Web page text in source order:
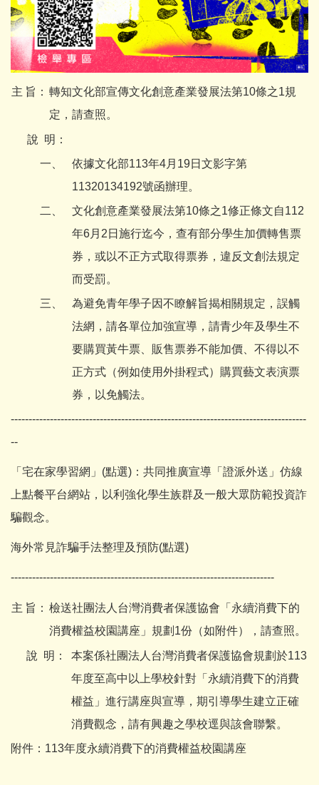
主 旨： 轉知文化部宣傳文化創意產業發展法第10條之1規
定，請查照。
說 明：
一、
依據文化部113年4月19日文影字第
11320134192號函辦理。
二、
文化創意產業發展法第10條之1修正條文自112
年6月2日施行迄今，查有部分學生加價轉售票
券，或以不正方式取得票券，違反文創法規定
而受罰。
三、
為避免青年學子因不瞭解旨揭相關規定，誤觸
法網，請各單位加強宣導，請青少年及學生不
要購買黃牛票、販售票券不能加價、不得以不
正方式（例如使用外掛程式）購買藝文表演票
券，以免觸法。
-----------------------------------------------------------------------------------
--
「宅在家學習網」(點選) ：共同推廣宣導「證派外送」仿線
上點餐平台網站，以利強化學生族群及一般大眾防範投資詐
騙觀念。
海外常見詐騙手法整理及預防(點選)
--------------------------------------------------------------------------
主 旨： 檢送社團法人台灣消費者保護協會「永續消費下的
消費權益校園講座」規劃1份（如附件），請查照。
說 明：
本案係社團法人台灣消費者保護協會規劃於113
年度至高中以上學校針對「永續消費下的消費
權益」進行講座與宣導，期引導學生建立正確
消費觀念，請有興趣之學校逕與該會聯繫。
附件：113年度永續消費下的消費權益校園講座